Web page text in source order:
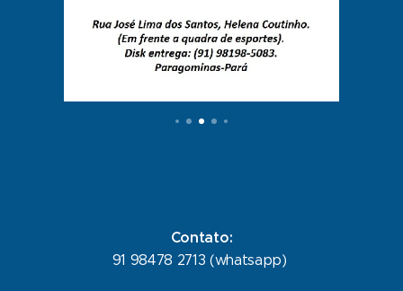
Contato:
91 98478 2713 (whatsapp)